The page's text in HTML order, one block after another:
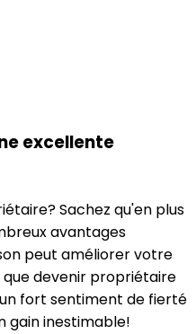
excellente
Sachez qu'en plus
avantages
peut améliorer votre
devenir propriétaire
fort sentiment de fierté
gain inestimable!